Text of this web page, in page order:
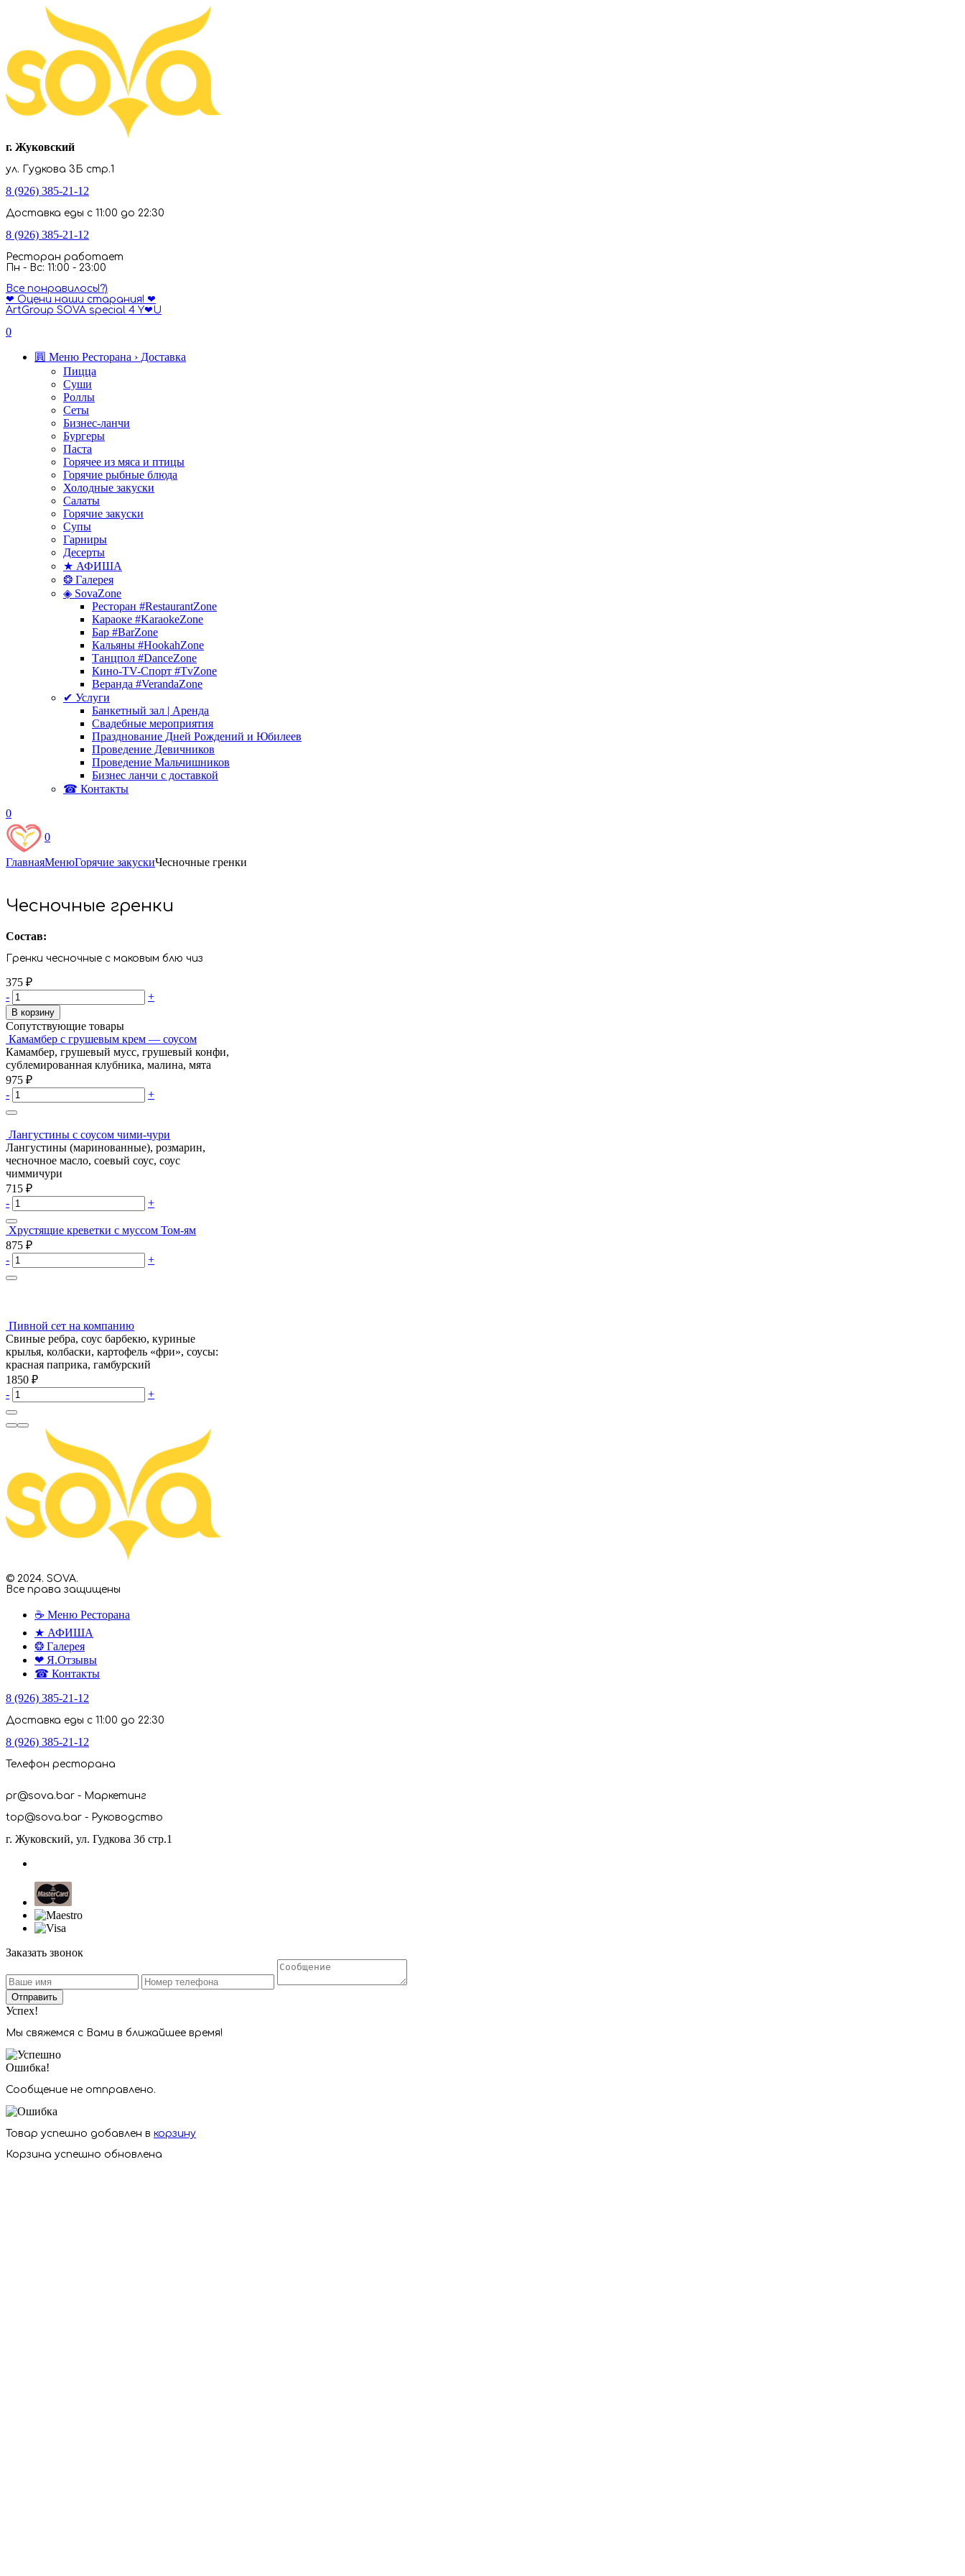
г. Жуковский
ул. Гудкова 3Б стр.1
8 (926) 385-21-12
Доставка еды с 11:00 до 22:30
8 (926) 385-21-12
Ресторан работает
Пн - Вс: 11:00 - 23:00
Все понравилось!?)
❤ Оцени наши старания! ❤
ArtGroup SOVA special 4 Y❤U
0
圓 Меню Ресторана › Доставка
Пицца
Суши
Роллы
Сеты
Бизнес-ланчи
Бургеры
Паста
Горячее из мяса и птицы
Горячие рыбные блюда
Холодные закуски
Салаты
Горячие закуски
Супы
Гарниры
Десерты
★ АФИША
❂ Галерея
◈ SovaZone
Ресторан #RestaurantZone
Караоке #KaraokeZone
Бар #BarZone
Кальяны #HookahZone
Танцпол #DanceZone
Кино-TV-Спорт #TvZone
Веранда #VerandaZone
✔ Услуги
Банкетный зал | Аренда
Свадебные мероприятия
Празднование Дней Рождений и Юбилеев
Проведение Девичников
Проведение Мальчишников
Бизнес ланчи с доставкой
☎ Контакты
0
0
ГлавнаяМенюГорячие закускиЧесночные гренки
Чесночные гренки
Состав:
Гренки чесночные с маковым блю чиз
375 ₽
-
+
В корзину
Сопутствующие товары
Камамбер с грушевым крем — соусом
Камамбер, грушевый мусс, грушевый конфи,
сублемированная клубника, малина, мята
975 ₽
-
+
Лангустины с соусом чими-чури
Лангустины (маринованные), розмарин,
чесночное масло, соевый соус, соус
чиммичури
715 ₽
-
+
Хрустящие креветки с муссом Том-ям
875 ₽
-
+
Пивной сет на компанию
Свиные ребра, соус барбекю, куриные
крылья, колбаски, картофель «фри», соусы:
красная паприка, гамбурский
1850 ₽
-
+
© 2024. SOVA.
Все права защищены
☕ Меню Ресторана
★ АФИША
❂ Галерея
❤ Я.Отзывы
☎ Контакты
8 (926) 385-21-12
Доставка еды с 11:00 до 22:30
8 (926) 385-21-12
Телефон ресторана
pr@sova.bar - Маркетинг
top@sova.bar - Руководство
г. Жуковский, ул. Гудкова 3б стр.1
Заказать звонок
Отправить
Успех!
Мы свяжемся с Вами в ближайшее время!
Ошибка!
Сообщение не отправлено.
Товар успешно добавлен в корзину
Корзина успешно обновлена